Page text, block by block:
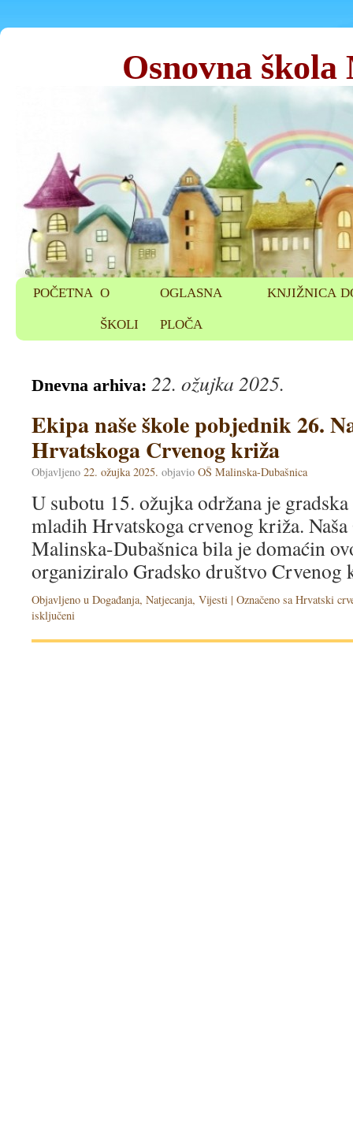
Osnovna
POČETNA O
ŠKOLI
OGLASNA
PLOČA
KNJIŽNICA
Dnevna arhiva: 22. ožujka 2025.
Ekipa naše škole pobjednik 26.
Hrvatskoga Crvenog križa
Objavljeno 22. ožujka 2025. objavio OŠ Malinska-Dubašnica
U subotu 15. ožujka održana je
mladih Hrvatskoga crvenog križa. Naša
Malinska-Dubašnica bila je domaćin
organiziralo Gradsko društvo Crvenog
Objavljeno u Događanja, Natjecanja, Vijesti | Označeno sa Hrvatski
isključeni